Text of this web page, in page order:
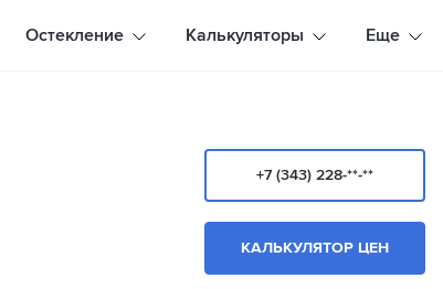
Остекление Калькуляторы Еще
+7 (343) 228-**-**
КАЛЬКУЛЯТОР ЦЕН